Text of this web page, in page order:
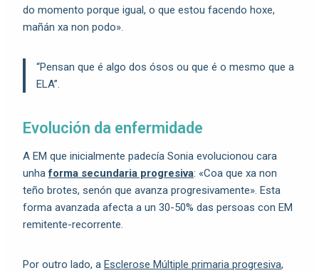
do momento porque igual, o que estou facendo hoxe,
mañán xa non podo».
“Pensan que é algo dos ósos ou que é o mesmo que a
ELA”.
Evolución da enfermidade
A EM que inicialmente padecía Sonia evolucionou cara
unhaforma secundaria progresiva: «Coa que xa non
teño brotes, senón que avanza progresivamente». Esta
forma avanzada afecta a un 30-50% das persoas con EM
remitente-recorrente.
Por outro lado, a Esclerose Múltiple primaria progresiva,